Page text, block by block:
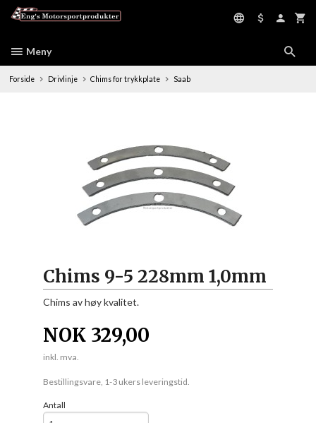
Meny
Forside Drivlinje Chims for trykkplate Saab
Chims 9-5 228mm 1,0mm
Chims av høy kvalitet.
NOK 329,00
inkl. mva.
Bestillingsvare, 1-3 ukers leveringstid.
Antall